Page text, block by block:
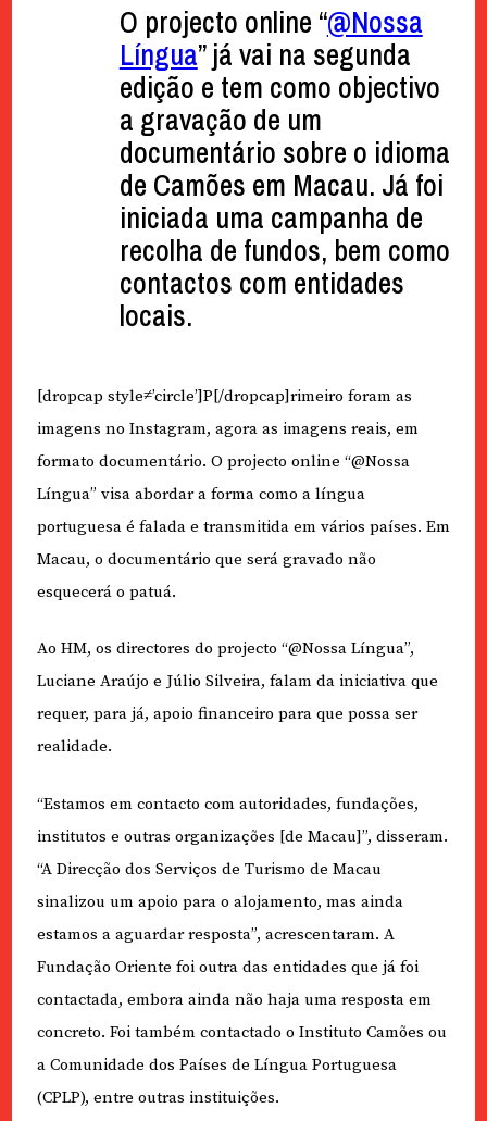
O projecto online “@Nossa
Língua” já vai na segunda
edição e tem como objectivo
a gravação de um
documentário sobre o idioma
de Camões em Macau. Já foi
iniciada uma campanha de
recolha de fundos, bem como
contactos com entidades
locais.
[dropcap style≠’circle’]P[/dropcap]rimeiro foram as
imagens no Instagram, agora as imagens reais, em
formato documentário. O projecto online “@Nossa
Língua” visa abordar a forma como a língua
portuguesa é falada e transmitida em vários países. Em
Macau, o documentário que será gravado não
esquecerá o patuá.
Ao HM, os directores do projecto “@Nossa Língua”,
Luciane Araújo e Júlio Silveira, falam da iniciativa que
requer, para já, apoio financeiro para que possa ser
realidade.
“Estamos em contacto com autoridades, fundações,
institutos e outras organizações [de Macau]”, disseram.
“A Direcção dos Serviços de Turismo de Macau
sinalizou um apoio para o alojamento, mas ainda
estamos a aguardar resposta”, acrescentaram. A
Fundação Oriente foi outra das entidades que já foi
contactada, embora ainda não haja uma resposta em
concreto. Foi também contactado o Instituto Camões ou
a Comunidade dos Países de Língua Portuguesa
(CPLP), entre outras instituições.